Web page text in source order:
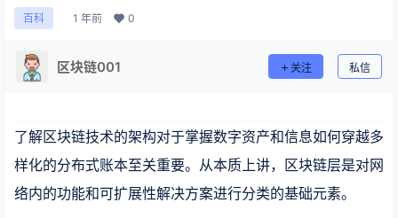
百科 1 年前 0
区块链001 关注 私信
了解区块链技术的架构对于掌握数字资产和信息如何穿越多
样化的分布式账本至关重要。从本质上讲，区块链层是对网
络内的功能和可扩展性解决方案进行分类的基础元素。